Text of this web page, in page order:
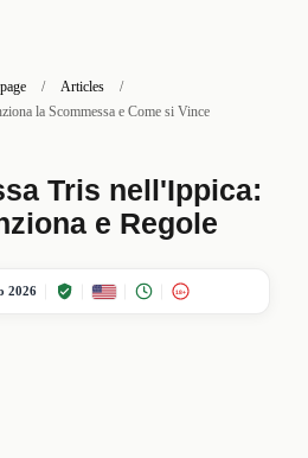
/ Articles
/
la Scommessa e Come si Vince
Tris nell'Ippica:
e Regole
2026 18+